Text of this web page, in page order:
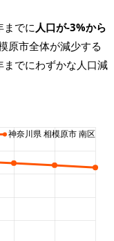
でに 人口が-3%から
原市全体が減少する
でにわずかな人口減
神奈川県 相模原市 南区